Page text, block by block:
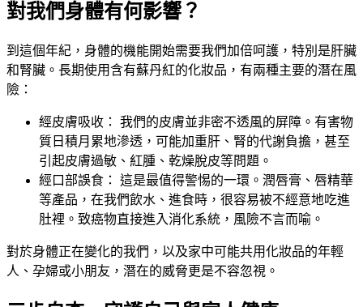
對我們身體有何影響？
到這個年紀，身體的機能開始需要我們加倍呵護，特別是肝臟
和腎臟。長期使用含有蘇丹紅的化妝品，有兩種主要的潛在風
險：
經皮膚吸收： 我們的皮膚並非密不透風的屏障。有害物
質日積月累地滲透，可能加重肝、腎的代謝負擔，甚至
引起皮膚過敏、紅腫、乾燥脫皮等問題。
經口部誤食： 這是最值得警惕的一環。潤唇膏、唇精華
等產品，在我們飲水、進食時，很容易被不經意地吃進
肚裡。致癌物直接進入消化系統，風險不言而喻。
對於身體正在變化的我們，以及家中可能共用化妝品的年輕
人、孕婦或小朋友，潛在的威脅更是不容忽視。